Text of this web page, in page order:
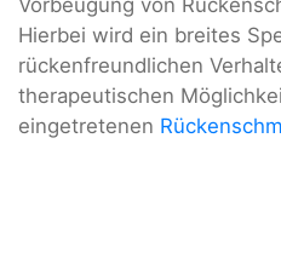
Hierbei wird ein breites
rückenfreundlichen
therapeutischen
eingetretenen